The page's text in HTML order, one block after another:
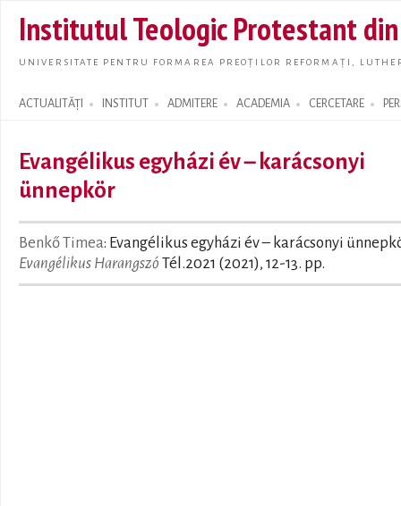
main
Institutul Teologic Protestant
UNIVERSITATE PENTRU FORMAREA PREOȚILOR REFORMAȚI,
ACTUALITĂȚI INSTITUT ADMITERE ACADEMIA CERCETARE
Search form
Evangélikus egyházi év – karácsonyi
ünnepkör
Benkő Timea: Evangélikus egyházi év – karácsonyi
Evangélikus Harangszó Tél.2021 (2021), 12-13. pp.